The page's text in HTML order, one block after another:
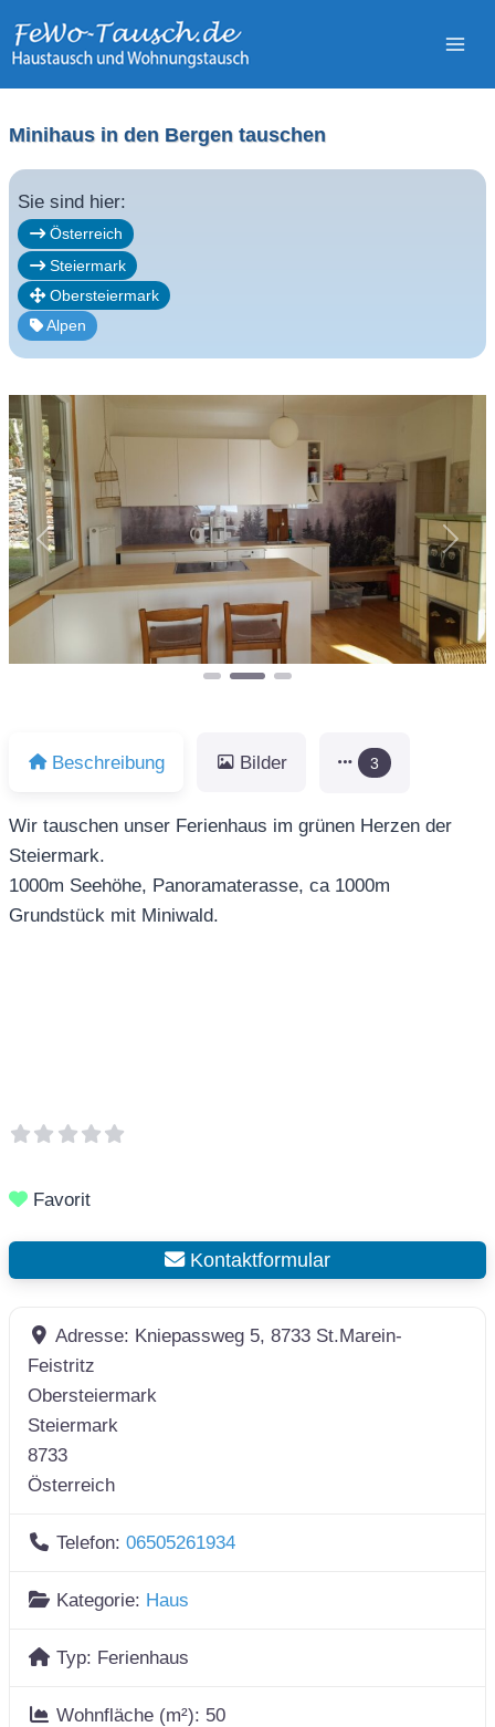
Inhalt
Minihaus in den Bergen tauschen
Sie sind hier:
Österreich
Steiermark
Obersteiermark
Alpen
Vorheriges
Beschreibung Bilder 3
Wir tauschen unser Ferienhaus im grünen Herzen der
Steiermark.
1000m Seehöhe, Panoramaterasse, ca 1000m
Grundstück mit Miniwald.
Favorit
Kontaktformular
Adresse: Kniepassweg 5, 8733 St.Marein-
Feistritz
Obersteiermark
Steiermark
8733
Österreich
Telefon:06505261934
Kategorie: Haus
Typ: Ferienhaus
Wohnfläche (m²): 50